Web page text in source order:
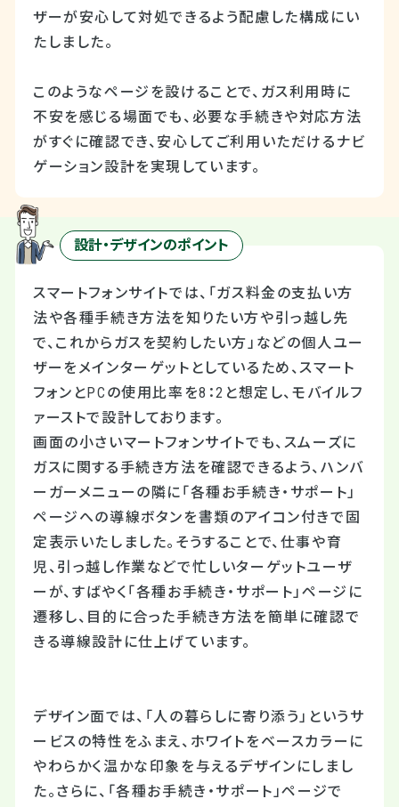
ザーが安心して対処できるよう配慮した構成にい
たしました。
このようなページを設けることで、ガス利用時に
不安を感じる場面でも、必要な手続きや対応方法
がすぐに確認でき、安心してご利用いただけるナビ
ゲーション設計を実現しています。
設計・デザインのポイント
スマートフォンサイトでは、「ガス料金の支払い方
法や各種手続き方法を知りたい方や引っ越し先
で、これからガスを契約したい方」などの個人ユー
ザーをメインターゲットとしているため、スマート
フォンとPCの使用比率を8：2と想定し、モバイルフ
ァーストで設計しております。
画面の小さいマートフォンサイトでも、スムーズに
ガスに関する手続き方法を確認できるよう、ハンバ
ーガーメニューの隣に「各種お手続き・サポート」
ページへの導線ボタンを書類のアイコン付きで固
定表示いたしました。そうすることで、仕事や育
児、引っ越し作業などで忙しいターゲットユーザ
ーが、すばやく「各種お手続き・サポート」ページに
遷移し、目的に合った手続き方法を簡単に確認で
きる導線設計に仕上げています。
デザイン面では、「人の暮らしに寄り添う」というサ
ービスの特性をふまえ、ホワイトをベースカラーに
やわらかく温かな印象を与えるデザインにしまし
た。さらに、「各種お手続き・サポート」ページで